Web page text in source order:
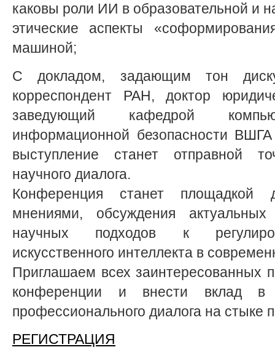
каковы роли ИИ в образовательной и
этические аспекты
машиной;
С докладом, задающим тон
корреспондент РАН, доктор
заведующий кафедрой
информационной безопасности
выступление станет отправной
научного диалога.
Конференция станет площадкой
мнениями, обсуждения
научных подходов к
искусственного интеллекта в
Приглашаем всех заинтересованных
конференции и внести вклад в
профессионального диалога на стыке
РЕГИСТРАЦИЯ